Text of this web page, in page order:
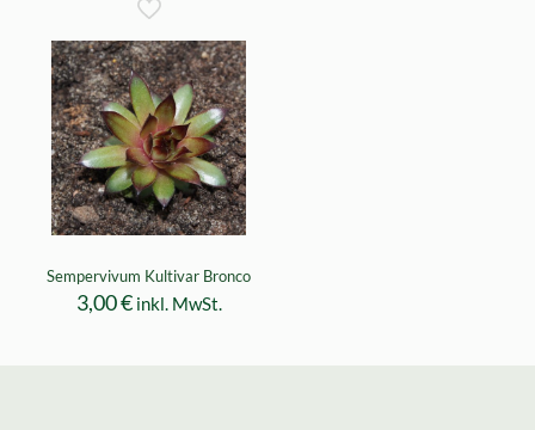
Sempervivum Kultivar Bronco
3,00€ inkl. MwSt.